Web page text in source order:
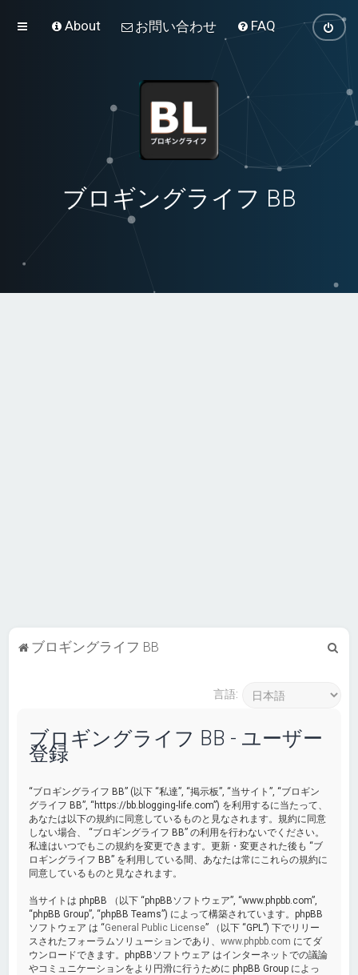
About お問い合わせ FAQ
ブロギングライフ BB
ブロギングライフ BB
言語:
ブロギングライフ BB - ユーザー
登録
“ブロギングライフ BB” (以下 “私達”, “掲示板”, “当サイト”, “ブロギン
グライフ BB”, “https://bb.blogging-life.com”) を利用するに当たって、
あなたは以下の規約に同意しているものと見なされます。規約に同意
しない場合、 “ブロギングライフ BB” の利用を行わないでください。
私達はいつでもこの規約を変更できます。更新・変更された後も “ブ
ロギングライフ BB” を利用している間、あなたは常にこれらの規約に
同意しているものと見なされます。
当サイトは phpBB （以下 “phpBBソフトウェア”, “www.phpbb.com”,
“phpBB Group”, “phpBB Teams”) によって構築されています。phpBB
ソフトウェア は “General Public License” （以下 “GPL”) 下でリリー
スされたフォーラムソリューションであり、www.phpbb.com にてダ
ウンロードできます。phpBBソフトウェア はインターネットでの議論
やコミュニケーションをより円滑に行うために phpBB Group によっ